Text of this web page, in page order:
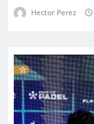
Hector Perez